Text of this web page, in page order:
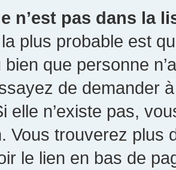
n’est pas dans la
plus probable est
bien que personne
de demander
elle n’existe pas,
Vous trouverez plus
le lien en bas de